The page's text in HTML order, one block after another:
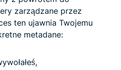
zarządzane przez
ten ujawnia Twojemu
metadane: